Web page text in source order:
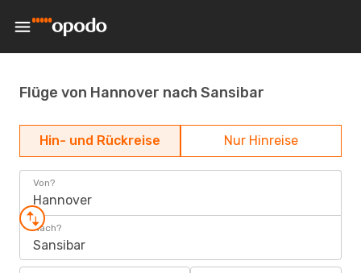
Flüge von Hannover nach Sansibar
Hin- und Rückreise Nur Hinreise
Von?
Hannover
Nach?
Sansibar